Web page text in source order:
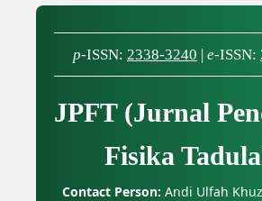
p-ISSN: 2338-3240 | e-ISSN:
JPFT (Jurnal
Fisika
Contact Person: Andi Ulfah